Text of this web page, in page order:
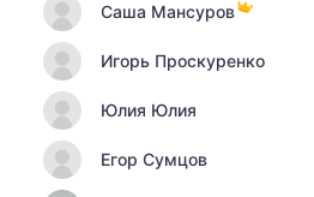
Саша Мансуров
Игорь Проскуренко
Юлия Юлия
Егор Сумцов